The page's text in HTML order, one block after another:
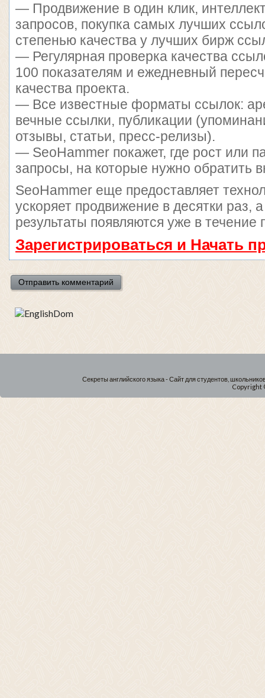
— Продвижение в один клик,
запросов, покупка самых лучших
степенью качества у лучших бирж
— Регулярная проверка качества
100 показателям и ежедневный
качества проекта.
— Все известные форматы ссылок:
вечные ссылки, публикации
отзывы, статьи, пресс-релизы).
— SeoHammer покажет, где рост или
запросы, на которые нужно обратить
SeoHammer еще предоставляет
ускоряет продвижение в десятки раз,
результаты появляются уже в течение
Зарегистрироваться и Начать
Секреты английского языка - Сайт для студентов,
Copyright